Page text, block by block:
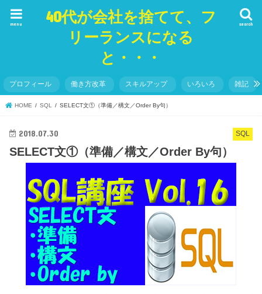
40代が会社を捨てて、フ
リーランスになる
と・・・
search
menu
プロフィール 働き方改革 スキルアップ いろいろ 雑記
HOME SQL SELECT文①（準備／構文／Order By句）
SQL
2018.07.30
SELECT文①（準備／構文／Order By句）